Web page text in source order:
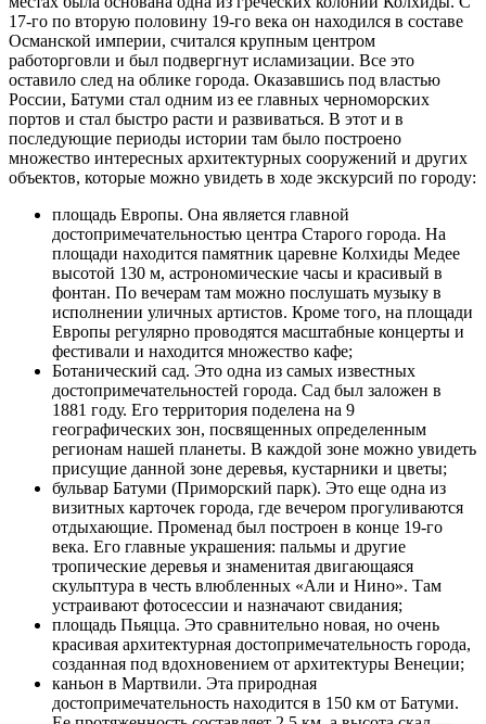
17-го по вторую половину 19-го века он находился в составе
Османской империи, считался крупным центром
работорговли и был подвергнут исламизации. Все это
оставило след на облике города. Оказавшись под властью
России, Батуми стал одним из ее главных черноморских
портов и стал быстро расти и развиваться. В этот и в
последующие периоды истории там было построено
множество интересных архитектурных сооружений и других
объектов, которые можно увидеть в ходе экскурсий по городу:
площадь Европы. Она является главной
достопримечательностью центра Старого города. На
площади находится памятник царевне Колхиды Медее
высотой 130 м, астрономические часы и красивый в
фонтан. По вечерам там можно послушать музыку в
исполнении уличных артистов. Кроме того, на площади
Европы регулярно проводятся масштабные концерты и
фестивали и находится множество кафе;
Ботанический сад. Это одна из самых известных
достопримечательностей города. Сад был заложен в
1881 году. Его территория поделена на 9
географических зон, посвященных определенным
регионам нашей планеты. В каждой зоне можно увидеть
присущие данной зоне деревья, кустарники и цветы;
бульвар Батуми (Приморский парк). Это еще одна из
визитных карточек города, где вечером прогуливаются
отдыхающие. Променад был построен в конце 19-го
века. Его главные украшения: пальмы и другие
тропические деревья и знаменитая двигающаяся
скульптура в честь влюбленных «Али и Нино». Там
устраивают фотосессии и назначают свидания;
площадь Пьяцца. Это сравнительно новая, но очень
красивая архитектурная достопримечательность города,
созданная под вдохновением от архитектуры Венеции;
каньон в Мартвили. Эта природная
достопримечательность находится в 150 км от Батуми.